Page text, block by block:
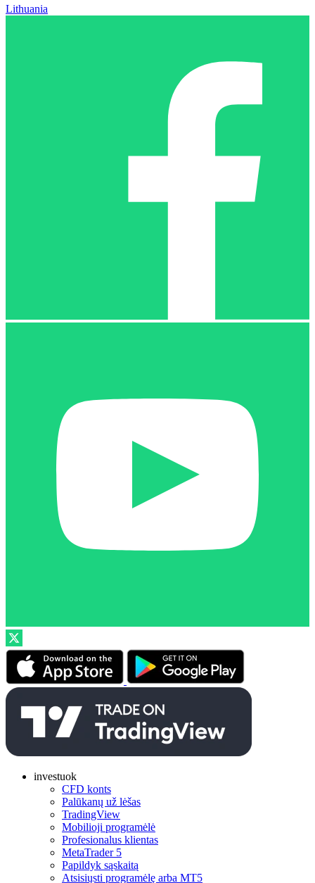
Lithuania
investuok
CFD konts
Palūkanų už lėšas
TradingView
Mobilioji programėlė
Profesionalus klientas
MetaTrader 5
Papildyk sąskaitą
Atsisiųsti programėlę arba MT5